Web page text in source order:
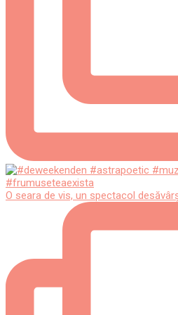
O seara de vis, un spectacol